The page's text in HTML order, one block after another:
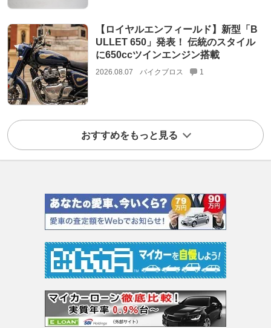
【ロイヤルエンフィールド】新型「B
ULLET 650」発表！ 伝統のスタイル
に650ccツインエンジン搭載
2026.08.07 バイクブロス 1
おすすめをもっと見る